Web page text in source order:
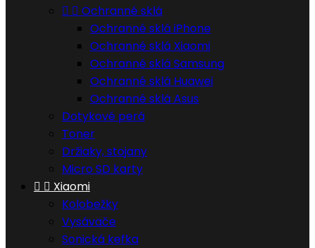
  Ochranné sklá
Ochranné sklá iPhone
Ochranné sklá Xiaomi
Ochranné sklá Samsung
Ochranné sklá Huawei
Ochranné sklá Asus
Dotykové perá
Toner
Držiaky, stojany
Micro SD karty
  Xiaomi
Kolobežky
Vysávače
Sonická kefka